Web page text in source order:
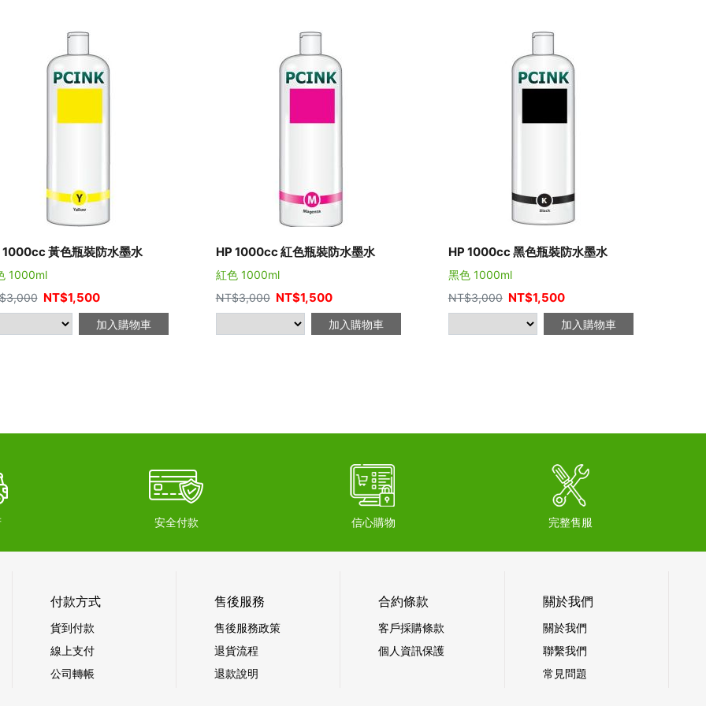
1000cc 黃色瓶裝防水墨水
1000ml
3,000 NT$1,500
加入購物車
HP 1000cc 紅色瓶裝防水墨水
紅色 1000ml
NT$3,000 NT$1,500
加入購物車
HP 1000cc 黑色瓶裝防水墨水
黑色 1000ml
NT$3,000 NT$1,500
加入購物車
安全付款 信心購物 完整售服
付款方式
貨到付款
線上支付
公司轉帳
售後服務
售後服務政策
退貨流程
退款說明
合約條款
客戶採購條款
個人資訊保護
關於我們
關於我們
聯繫我們
常見問題